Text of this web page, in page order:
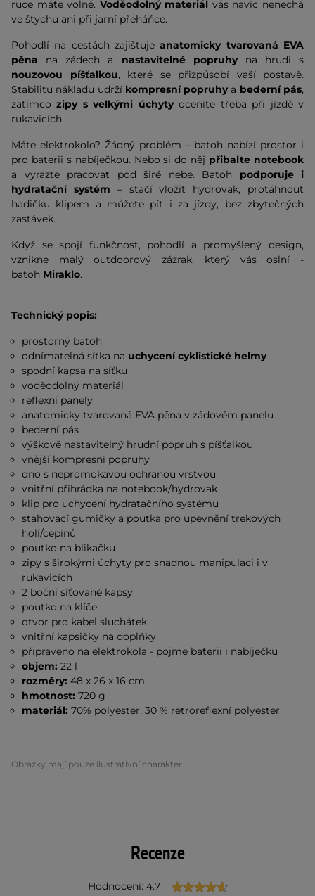
ruce máte volné. Voděodolný materiál vás navíc nenechá
ve štychu ani při jarní přeháňce.
Pohodlí na cestách zajišťuje anatomicky tvarovaná EVA
pěna na zádech a nastavitelné popruhyna hrudi s
nouzovou píšťalkou, které se přizpůsobí vaší postavě.
Stabilitu nákladu udržíkompresní popruhya bederní pás,
zatímcozipy s velkými úchytyoceníte třeba při jízdě v
rukavicích.
Máte elektrokolo? Žádný problém – batoh nabízí prostor i
pro baterii s nabíječkou. Nebo si do něj přibalte notebook
a vyrazte pracovat pod širé nebe. Batoh podporuje i
hydratační systém – stačí vložit hydrovak, protáhnout
hadičku klipem a můžete pít i za jízdy, bez zbytečných
zastávek.
Když se spojí funkčnost, pohodlí a promyšlený design,
vznikne malý outdoorový zázrak, který vás oslní -
batoh Miraklo.
Technický popis:
prostorný batoh
odnímatelná síťka na uchycení cyklistické helmy
spodní kapsa na síťku
voděodolný materiál
reflexní panely
anatomicky tvarovaná EVA pěna v zádovém panelu
bederní pás
výškově nastavitelný hrudní popruh s píšťalkou
vnější kompresní popruhy
dno s nepromokavou ochranou vrstvou
vnitřní přihrádka na notebook/hydrovak
klip pro uchycení hydratačního systému
stahovací gumičky a poutka pro upevnění trekových
holí/cepínů
poutko na blikačku
zipy s širokými úchyty pro snadnou manipulaci i v
rukavicích
2 boční síťované kapsy
poutko na klíče
otvor pro kabel sluchátek
vnitřní kapsičky na doplňky
připraveno na elektrokola - pojme baterii i nabíječku
​​​​​​objem: 22 l
rozměry: 48 x 26 x 16 cm
hmotnost: 720 g
materiál: 70% polyester, 30 % retroreflexní polyester
Obrázky mají pouze ilustrativní charakter.
Recenze
Hodnocení: 4.7